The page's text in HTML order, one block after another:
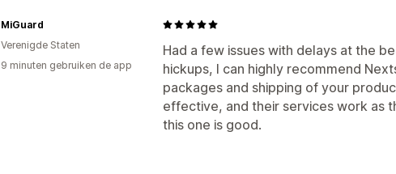
Had a few issues with delays at the
hickups, I can highly recommend
packages and shipping of your
effective, and their services work as
this one is good.
MiGuard
Verenigde Staten
9 minuten gebruiken de app